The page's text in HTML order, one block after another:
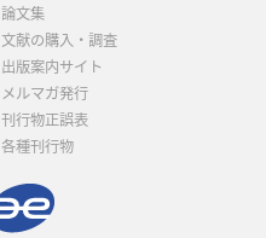
論文集
文献の購入・調査
出版案内サイト
メルマガ発行
刊行物正誤表
各種刊行物